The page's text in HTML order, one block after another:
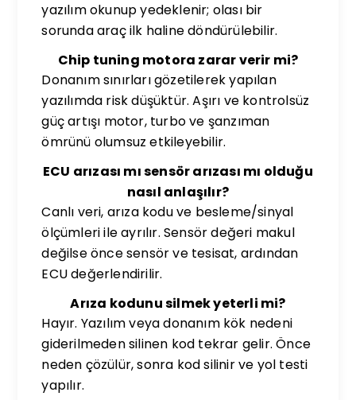
yazılım okunup yedeklenir; olası bir
sorunda araç ilk haline döndürülebilir.
Chip tuning motora zarar verir mi?
Donanım sınırları gözetilerek yapılan
yazılımda risk düşüktür. Aşırı ve kontrolsüz
güç artışı motor, turbo ve şanzıman
ömrünü olumsuz etkileyebilir.
ECU arızası mı sensör arızası mı olduğu
nasıl anlaşılır?
Canlı veri, arıza kodu ve besleme/sinyal
ölçümleri ile ayrılır. Sensör değeri makul
değilse önce sensör ve tesisat, ardından
ECU değerlendirilir.
Arıza kodunu silmek yeterli mi?
Hayır. Yazılım veya donanım kök nedeni
giderilmeden silinen kod tekrar gelir. Önce
neden çözülür, sonra kod silinir ve yol testi
yapılır.